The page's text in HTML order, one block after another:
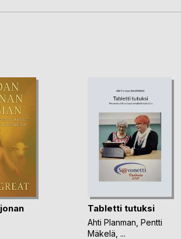
Tabletti tutuksi
Ahti Planman Pentti
Mäkelä , ...